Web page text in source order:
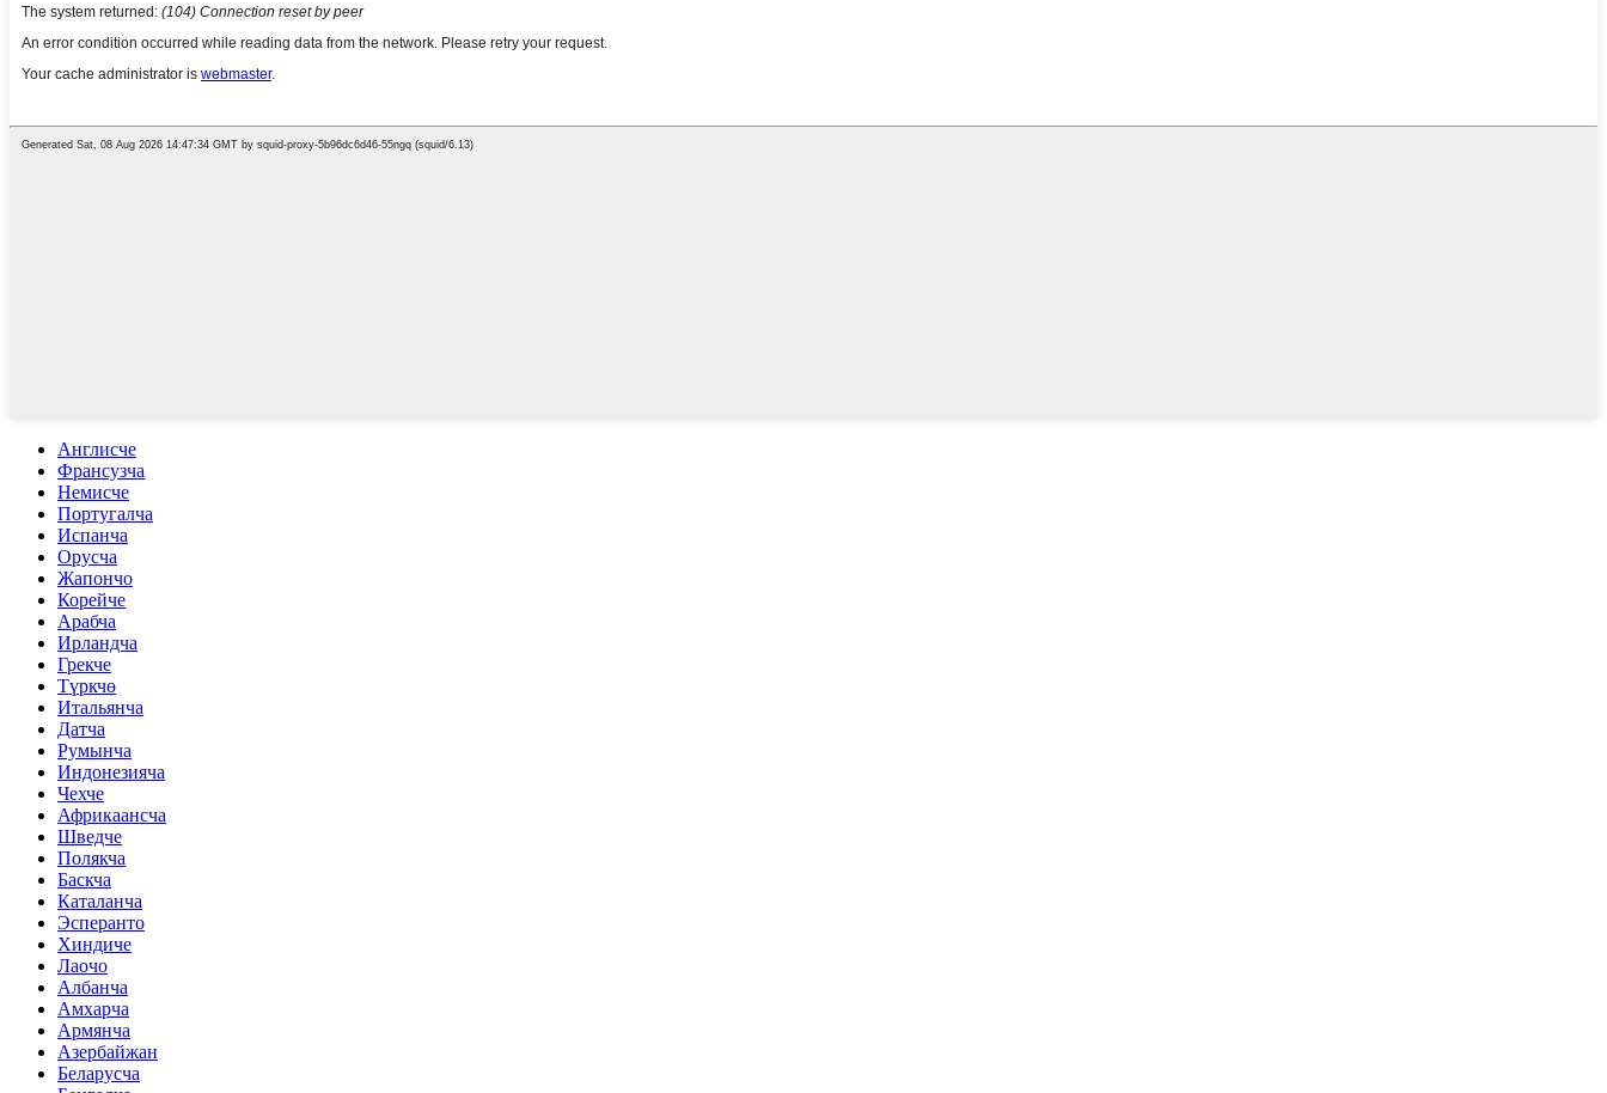
Англисче
Франсузча
Немисче
Португалча
Испанча
Орусча
Жапончо
Корейче
Арабча
Ирландча
Грекче
Түркчө
Итальянча
Датча
Румынча
Индонезияча
Чехче
Африкаансча
Шведче
Полякча
Баскча
Каталанча
Эсперанто
Хиндиче
Лаочо
Албанча
Амхарча
Армянча
Азербайжан
Беларусча